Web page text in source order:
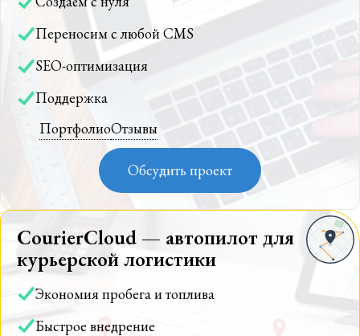
Переносим с любой CMS
SEO-оптимизация
Поддержка
ПортфолиоОтзывы
Обсудить проект
CourierCloud — автопилот для
курьерской логистики
Экономия пробега и топлива
Быстрое внедрение